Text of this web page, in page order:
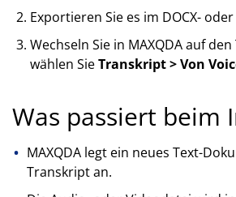
Exportieren Sie es im DOCX-
Wechseln Sie in MAXQDA auf den
wählen SieTranskript > Von
Was passiert beim
MAXQDA legt ein neues Text-
Transkript an.